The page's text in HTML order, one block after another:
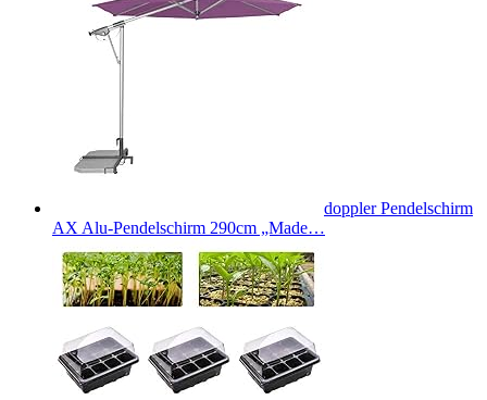
doppler Pendelschirm
AX Alu-Pendelschirm 290cm „Made…